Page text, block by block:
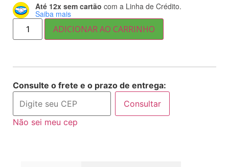
Até 12x sem cartão com a Linha de Crédito.
Saiba mais
ADICIONAR AO CARRINHO
Consulte o frete e o prazo de entrega:
Consultar
Não sei meu cep